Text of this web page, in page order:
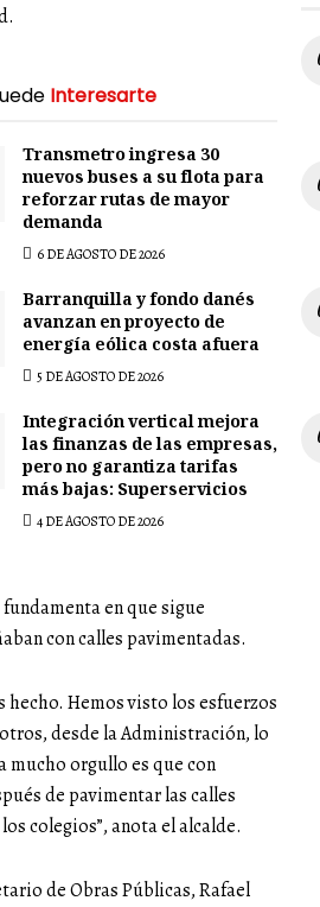
Interesarte
Transmetro ingresa 30
nuevos buses a su flota para
reforzar rutas de mayor
demanda
6 DE AGOSTO DE 2026
Barranquilla y fondo danés
avanzan en proyecto de
energía eólica costa afuera
5 DE AGOSTO DE 2026
Integración vertical mejora
las finanzas de las empresas,
pero no garantiza tarifas
más bajas: Superservicios
4 DE AGOSTO DE 2026
en que sigue
con calles pavimentadas.
hecho. Hemos visto los esfuerzos
desde la Administración, lo
mucho orgullo es que con
de pavimentar las calles
colegios”, anota el alcalde.
de Obras Públicas, Rafael